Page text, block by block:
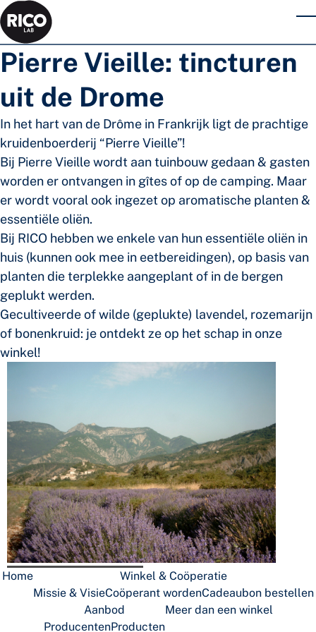
Skip to main content
Pierre Vieille: tincturen
uit de Drome
In het hart van de Drôme in Frankrijk ligt de prachtige
kruidenboerderij “Pierre Vieille”!
Bij Pierre Vieille wordt aan tuinbouw gedaan & gasten
worden er ontvangen in gîtes of op de camping. Maar
er wordt vooral ook ingezet op aromatische planten &
essentiële oliën.
Bij RICO hebben we enkele van hun essentiële oliën in
huis (kunnen ook mee in eetbereidingen), op basis van
planten die terplekke aangeplant of in de bergen
geplukt werden.
Gecultiveerde of wilde (geplukte) lavendel, rozemarijn
of bonenkruid: je ontdekt ze op het schap in onze
winkel!
Medion DIGITAL CAMERA
Home
Winkel & Coöperatie
Missie & VisieCoöperant wordenCadeaubon bestellen
Aanbod
ProducentenProducten
Meer dan een winkel